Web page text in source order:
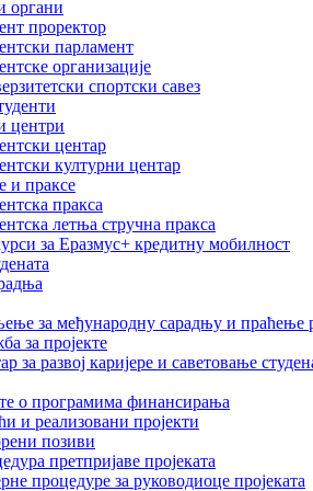
органи
проректор
парламент
организације
спортски савез
центри
центар
културни центар
и праксе
пракса
летња стручна пракса
за Еразмус+ кредитну мобилност
за међународну сарадњу и праћење
за пројекте
за развој каријере и саветовање
о програмима финансирања
и реализовани пројекти
позиви
претпријаве пројеката
процедуре за руководиоце пројеката